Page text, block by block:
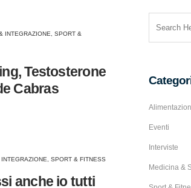
INTEGRAZIONE SPORT &
Testosterone
Cabras
SPORT & FITNESS
anche io tutti
Eventi
Interviste
Medicina &